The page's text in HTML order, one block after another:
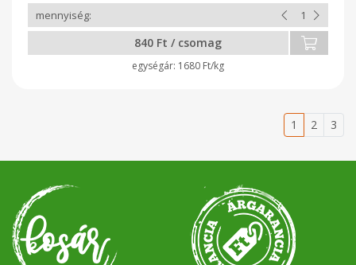
840 Ft / csomag
1680 Ft/kg
1 2 3